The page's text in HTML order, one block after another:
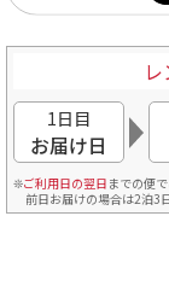
1日目
お届け日
ご利用日の翌日 までの便
前日お届けの場合は2泊3